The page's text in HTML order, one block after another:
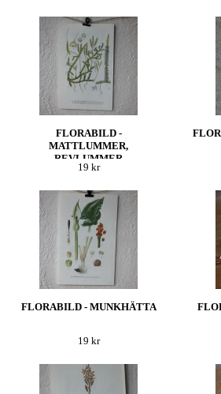
FLORABILD -
MATTLUMMER,
REVLUMMER
19 kr
FLORABILD - MUNKHÄTTA
19 kr